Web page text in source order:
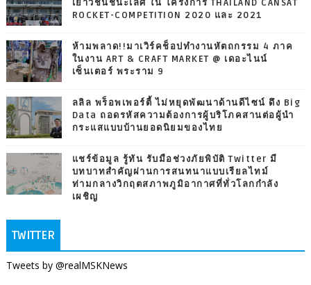
เยาวชนชนะเลิศ ใน โครงการ THAILAND CANSAT
ROCKET-COMPETITION 2020 และ 2021
ห้ามพลาด!!มาเวิร์คช็อปทำงานหัตถกรรม 4 ภาค
ในงาน ART & CRAFT MARKET @ เดอะไนน์
เซ็นเตอร์ พระราม 9
ลลิล พร็อพเพอร์ตี้ ไม่หยุดพัฒนาด้านดีไซน์ ดึง Big
Data ถอดรหัสความต้องการผู้บริโภคสานต่อผู้นำ
กระแสแบบบ้านยอดนิยมของไทย
แชร์ข้อมูล รู้ทัน รับมือช่วงภัยพิบัติ Twitter มี
บทบาทสำคัญผ่านการสนทนาแบบเรียลไทม์
ท่ามกลางวิกฤตสภาพภูมิอากาศที่ทั่วโลกกำลัง
เผชิญ
TWITTER
Tweets by @realMSKNews